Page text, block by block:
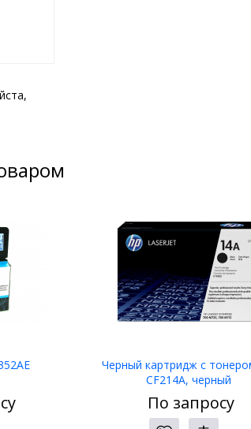
Черный картридж с
CF214A, черный
По запросу